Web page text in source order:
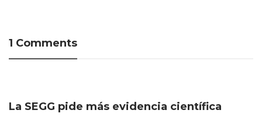
1 Comments
La SEGG pide más evidencia científica